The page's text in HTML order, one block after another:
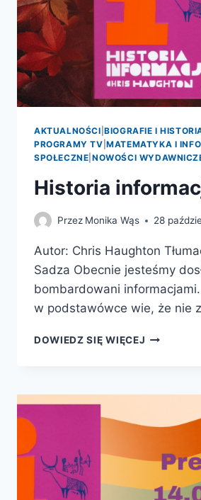
AKTUALNOŚCI |BIOGRAFIE I
PROGRAMY TV |MATEMATYKA I
SPOŁECZNE NOWOŚCI
Historia
Przez Monika Wąs 28
Autor: Chris Haughton
Sadza Obecnie jesteśmy
bombardowani
w podstawówce wie, że nie
DOWIEDZ SIĘ WIĘCEJ HISTORIA